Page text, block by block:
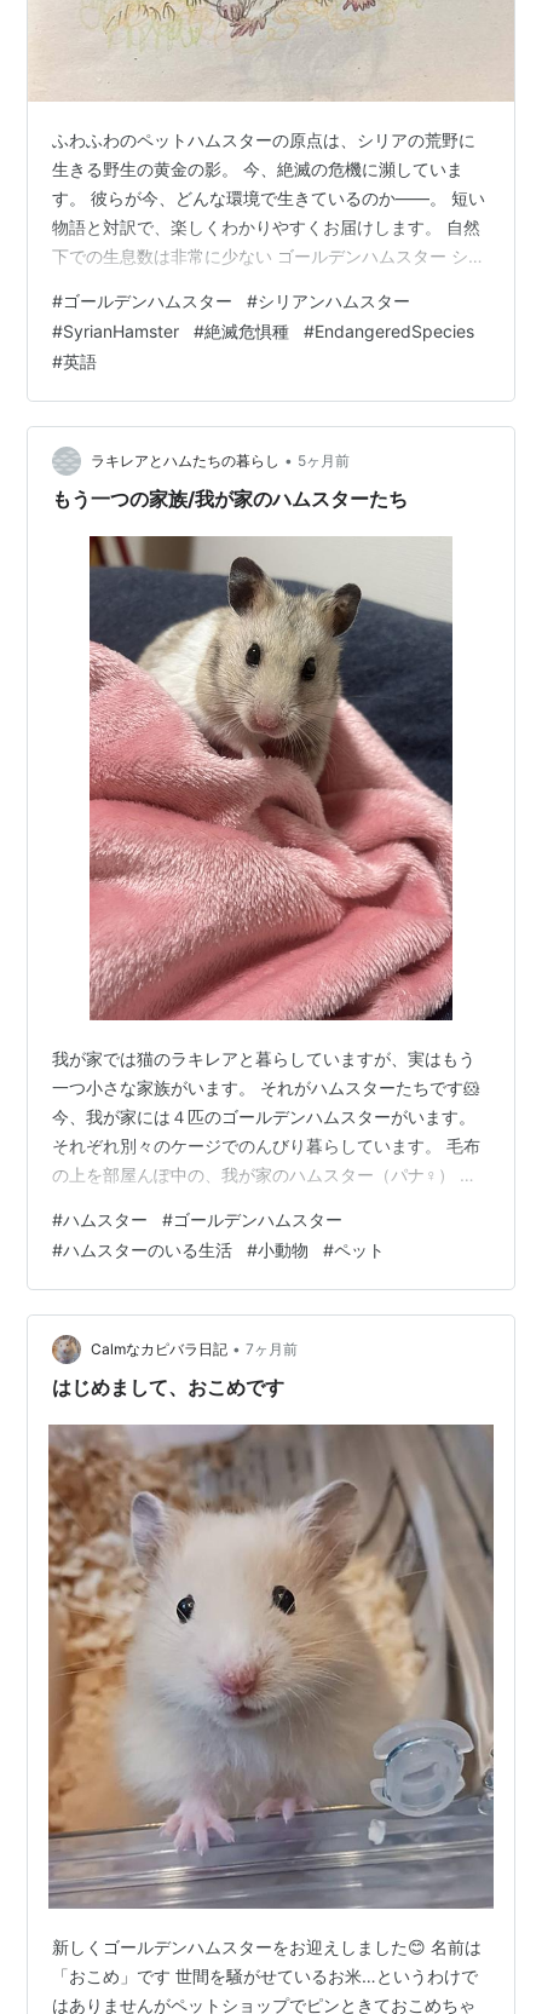
ふわふわのペットハムスターの原点は、シリアの荒野に
生きる野生の黄金の影。 今、絶滅の危機に瀕していま
す。 彼らが今、どんな環境で生きているのか——。 短い
物語と対訳で、楽しくわかりやすくお届けします。 自然
下での生息数は非常に少ない ゴールデンハムスター シリ
揺らす夕暮れ時、土の下深くに掘られた巣穴から、一匹
のゴールデンハムスターが顔を出した。 In the ancient
highlands of northern Syria near Aleppo, at dusk when
the dry wind rustles the wheat s…
#ゴールデンハムスター #シリアンハムスター
#SyrianHamster #絶滅危惧種 #EndangeredSpecies
#英語
ラキレアとハムたちの暮らし • 5ヶ月前
もう一つの家族/我が家のハムスターたち
我が家では猫のラキレアと暮らしていますが、実はもう
一つ小さな家族がいます。 それがハムスターたちです🐹
今、我が家には４匹のゴールデンハムスターがいます。
それぞれ別々のケージでのんびり暮らしています。 毛布
の上を部屋んぽ中の、我が家のハムスター（パナ♀） 今
まり、その後可愛い子どもたちが６匹生まれて我が家は
一気に賑やかになりました。 生まれた子どもたちのうち
２匹は里親さんの元へ旅立ち、今は４匹のハムスターた
ちと暮らしています。そのうち３匹は子どもたち、もう
１匹はあとから迎えた子です。 お家からひょっこりハム
スター（ポロ♂） 昔のハムスターの…
#ハムスター #ゴールデンハムスター
#ハムスターのいる生活 #小動物 #ペット
Calmなカピバラ日記 • 7ヶ月前
はじめまして、おこめです
新しくゴールデンハムスターをお迎えしました😊 名前は
「おこめ」です 世間を騒がせているお米…というわけで
はありませんがペットショップでピンときておこめちゃ